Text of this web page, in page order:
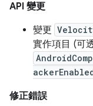
API 變更
變更
實作項目 (可
修正錯誤